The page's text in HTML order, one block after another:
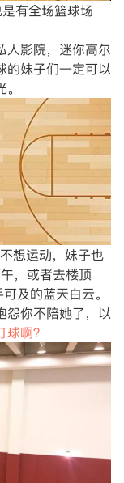
有全场篮球场
人影院，迷你高尔
的妹子们一定可以
想运动，妹子也
，或者去楼顶
及的蓝天白云。
怨你不陪她了，以
啊？